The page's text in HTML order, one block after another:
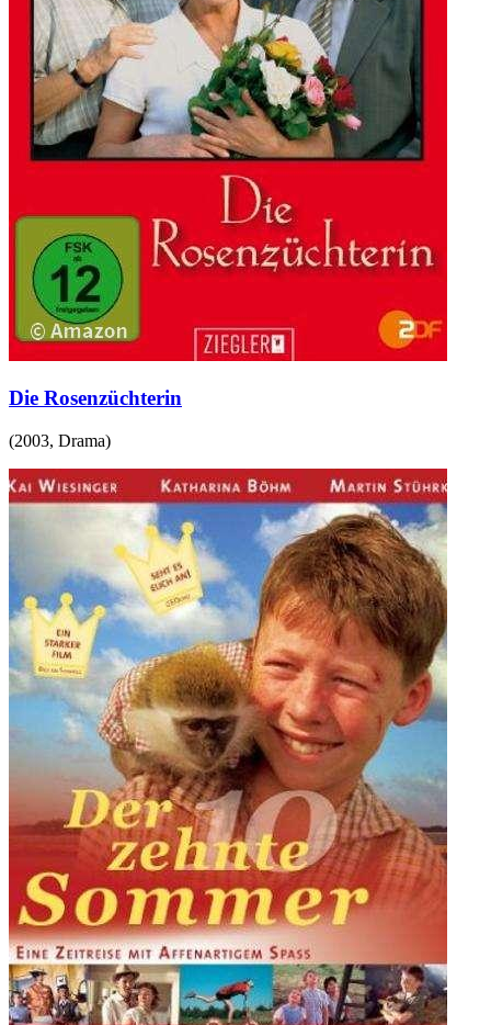
Die Rosenzüchterin
(2003, Drama)